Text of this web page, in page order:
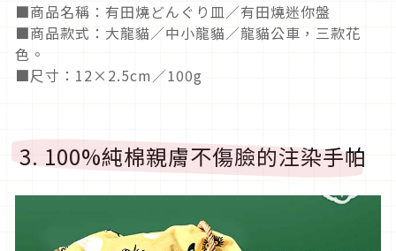
■商品名稱：有田燒どんぐり皿／有田燒迷你盤
■商品款式：大龍貓／中小龍貓／龍貓公車，三款花
色。
■尺寸：12×2.5cm／100g
3. 100%純棉親膚不傷臉的注染手帕